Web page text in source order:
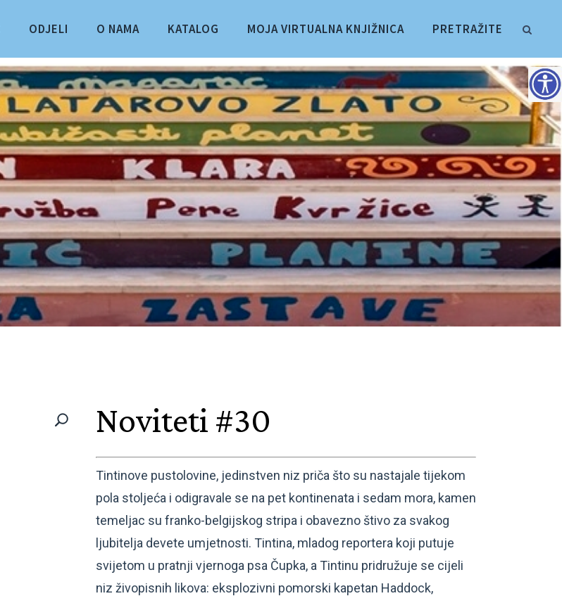
ODJELI O NAMA KATALOG MOJA VIRTUALNA KNJIŽNICA PRETRAŽITE
Noviteti #30
Tintinove pustolovine, jedinstven niz priča što su nastajale tijekom
pola stoljeća i odigravale se na pet kontinenata i sedam mora, kamen
temeljac su franko-belgijskog stripa i obavezno štivo za svakog
ljubitelja devete umjetnosti. Tintina, mladog reportera koji putuje
svijetom u pratnji vjernoga psa Čupka, a Tintinu pridružuje se cijeli
niz živopisnih likova: eksplozivni pomorski kapetan Haddock,